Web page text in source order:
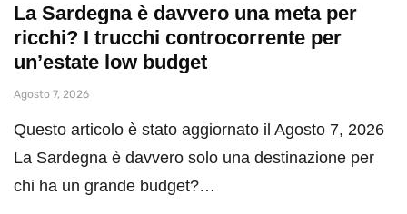
La Sardegna è davvero una meta per
ricchi? I trucchi controcorrente per
un’estate low budget
Agosto 7, 2026
Questo articolo è stato aggiornato il Agosto 7, 2026
La Sardegna è davvero solo una destinazione per
chi ha un grande budget?…